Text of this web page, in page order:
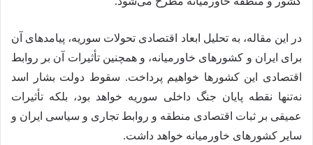
در این مقاله، به تحلیل ابعاد اقتصادی تحولات سوریه، پیامدهای آن
برای ایران و کشورهای خاورمیانه، و همچنین تأثیرات آن بر روابط
اقتصادی این کشورها خواهیم پرداخت. سقوط دولت بشار اسد
نه‌تنها نقطه پایان جنگ داخلی سوریه خواهد بود، بلکه تأثیرات
عمیقی بر ثبات اقتصادی منطقه و روابط تجاری و سیاسی ایران و
سایر کشورهای خاورمیانه خواهد داشت.